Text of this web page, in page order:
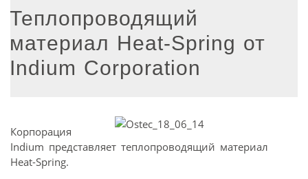
Теплопроводящий
материал Heat-Spring от
Indium Corporation
Корпорация
Indium представляет теплопроводящий материал
Heat-Spring.